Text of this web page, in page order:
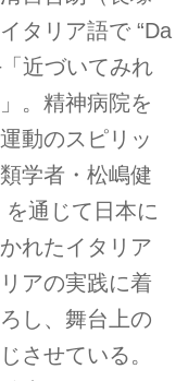
タリア語で “Da
近づいてみれ
。精神病院を
動のスピリッ
学者・松嶋健
通じて日本に
れたイタリア
アの実践に着
し、舞台上の
させている。